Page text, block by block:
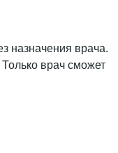
назначения врача.
врач сможет